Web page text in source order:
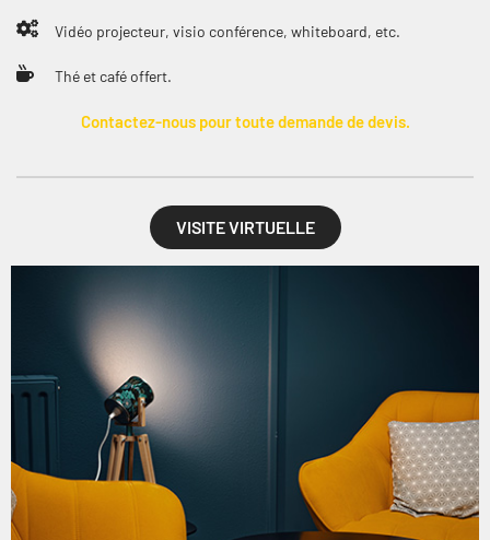
Vidéo projecteur, visio conférence, whiteboard, etc.
Thé et café offert.
Contactez-nous pour toute demande de devis.
VISITE VIRTUELLE